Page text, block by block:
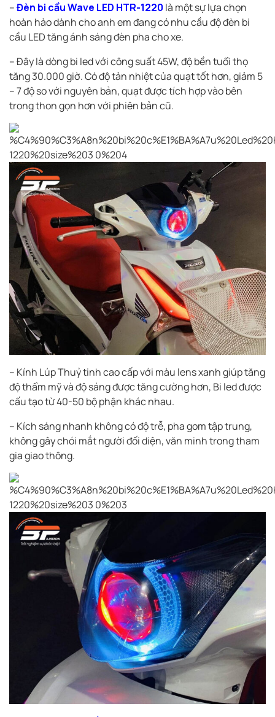
–Đèn bi cầu Wave LED HTR-1220 là một sự lựa chọn
hoàn hảo dành cho anh em đang có nhu cầu độ đèn bi
cầu LED tăng ánh sáng đèn pha cho xe.
– Đây là dòng bi led với công suất 45W, độ bền tuổi thọ
tăng 30.000 giờ. Có độ tản nhiệt của quạt tốt hơn, giảm 5
– 7 độ so với nguyên bản, quạt được tích hợp vào bên
trong thon gọn hơn với phiên bản cũ.
– Kính Lúp Thuỷ tinh cao cấp với màu lens xanh giúp tăng
độ thẩm mỹ và độ sáng được tăng cường hơn, Bi led được
cấu tạo từ 40-50 bộ phận khác nhau.
– Kích sáng nhanh không có độ trễ, pha gom tập trung,
không gây chói mắt người đối diện, văn minh trong tham
gia giao thông.